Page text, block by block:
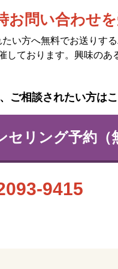
お問い合わせ
い方へ無料でお送りする
ております。興味のあ
ご相談されたい方は
セリング予約（
9415